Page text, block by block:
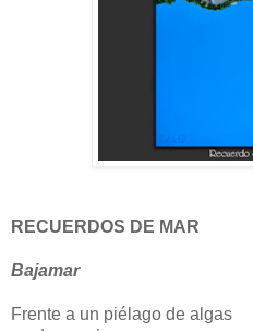
RECUERDOS DE MAR
Bajamar
Frente a un piélago de algas